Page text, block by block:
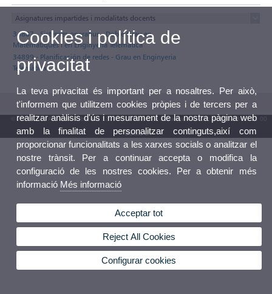
Asignatures impartides i modalitats docents
34887 - Sistemes operatius - Doble Grau en
Matemàtiques i en Enginyeria Telemàtica
34899 - Planificación de redes - Grau en Enginyeria
Telemàtica
© 2026 UV. - Av. Blasco Ibáñez, 13. 46010 València. Espanya. Tel. UV: (+34) 963 86 41 00
Bústia UV
Cookies i política de
privacitat
La teva privacitat és important per a nosaltres. Per això,
t'informem que utilitzem cookies pròpies i de tercers per a
realitzar anàlisis d'ús i mesurament de la nostra pàgina web
amb la finalitat de personalitzar continguts,així com
proporcionar funcionalitats a les xarxes socials o analitzar el
nostre trànsit. Per a continuar accepta o modifica la
configuració de les nostres cookies. Per a obtenir més
informació Més informació
Acceptar tot
Reject All Cookies
Configurar cookies